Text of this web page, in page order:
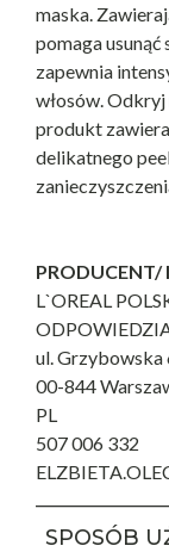
maska.
pomaga usunąć
zapewnia
włosów.
produkt
delikatnego
PRODUCENT/
L`OREAL
ul. Grzybowska
00-844
PL
507 006 332
SPOSÓB